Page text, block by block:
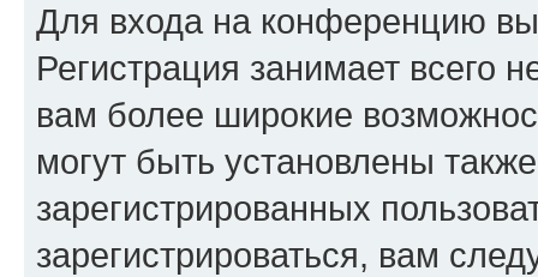
Для входа на конференцию
Регистрация занимает всего
вам более широкие
могут быть установлены
зарегистрированных
зарегистрироваться, вам